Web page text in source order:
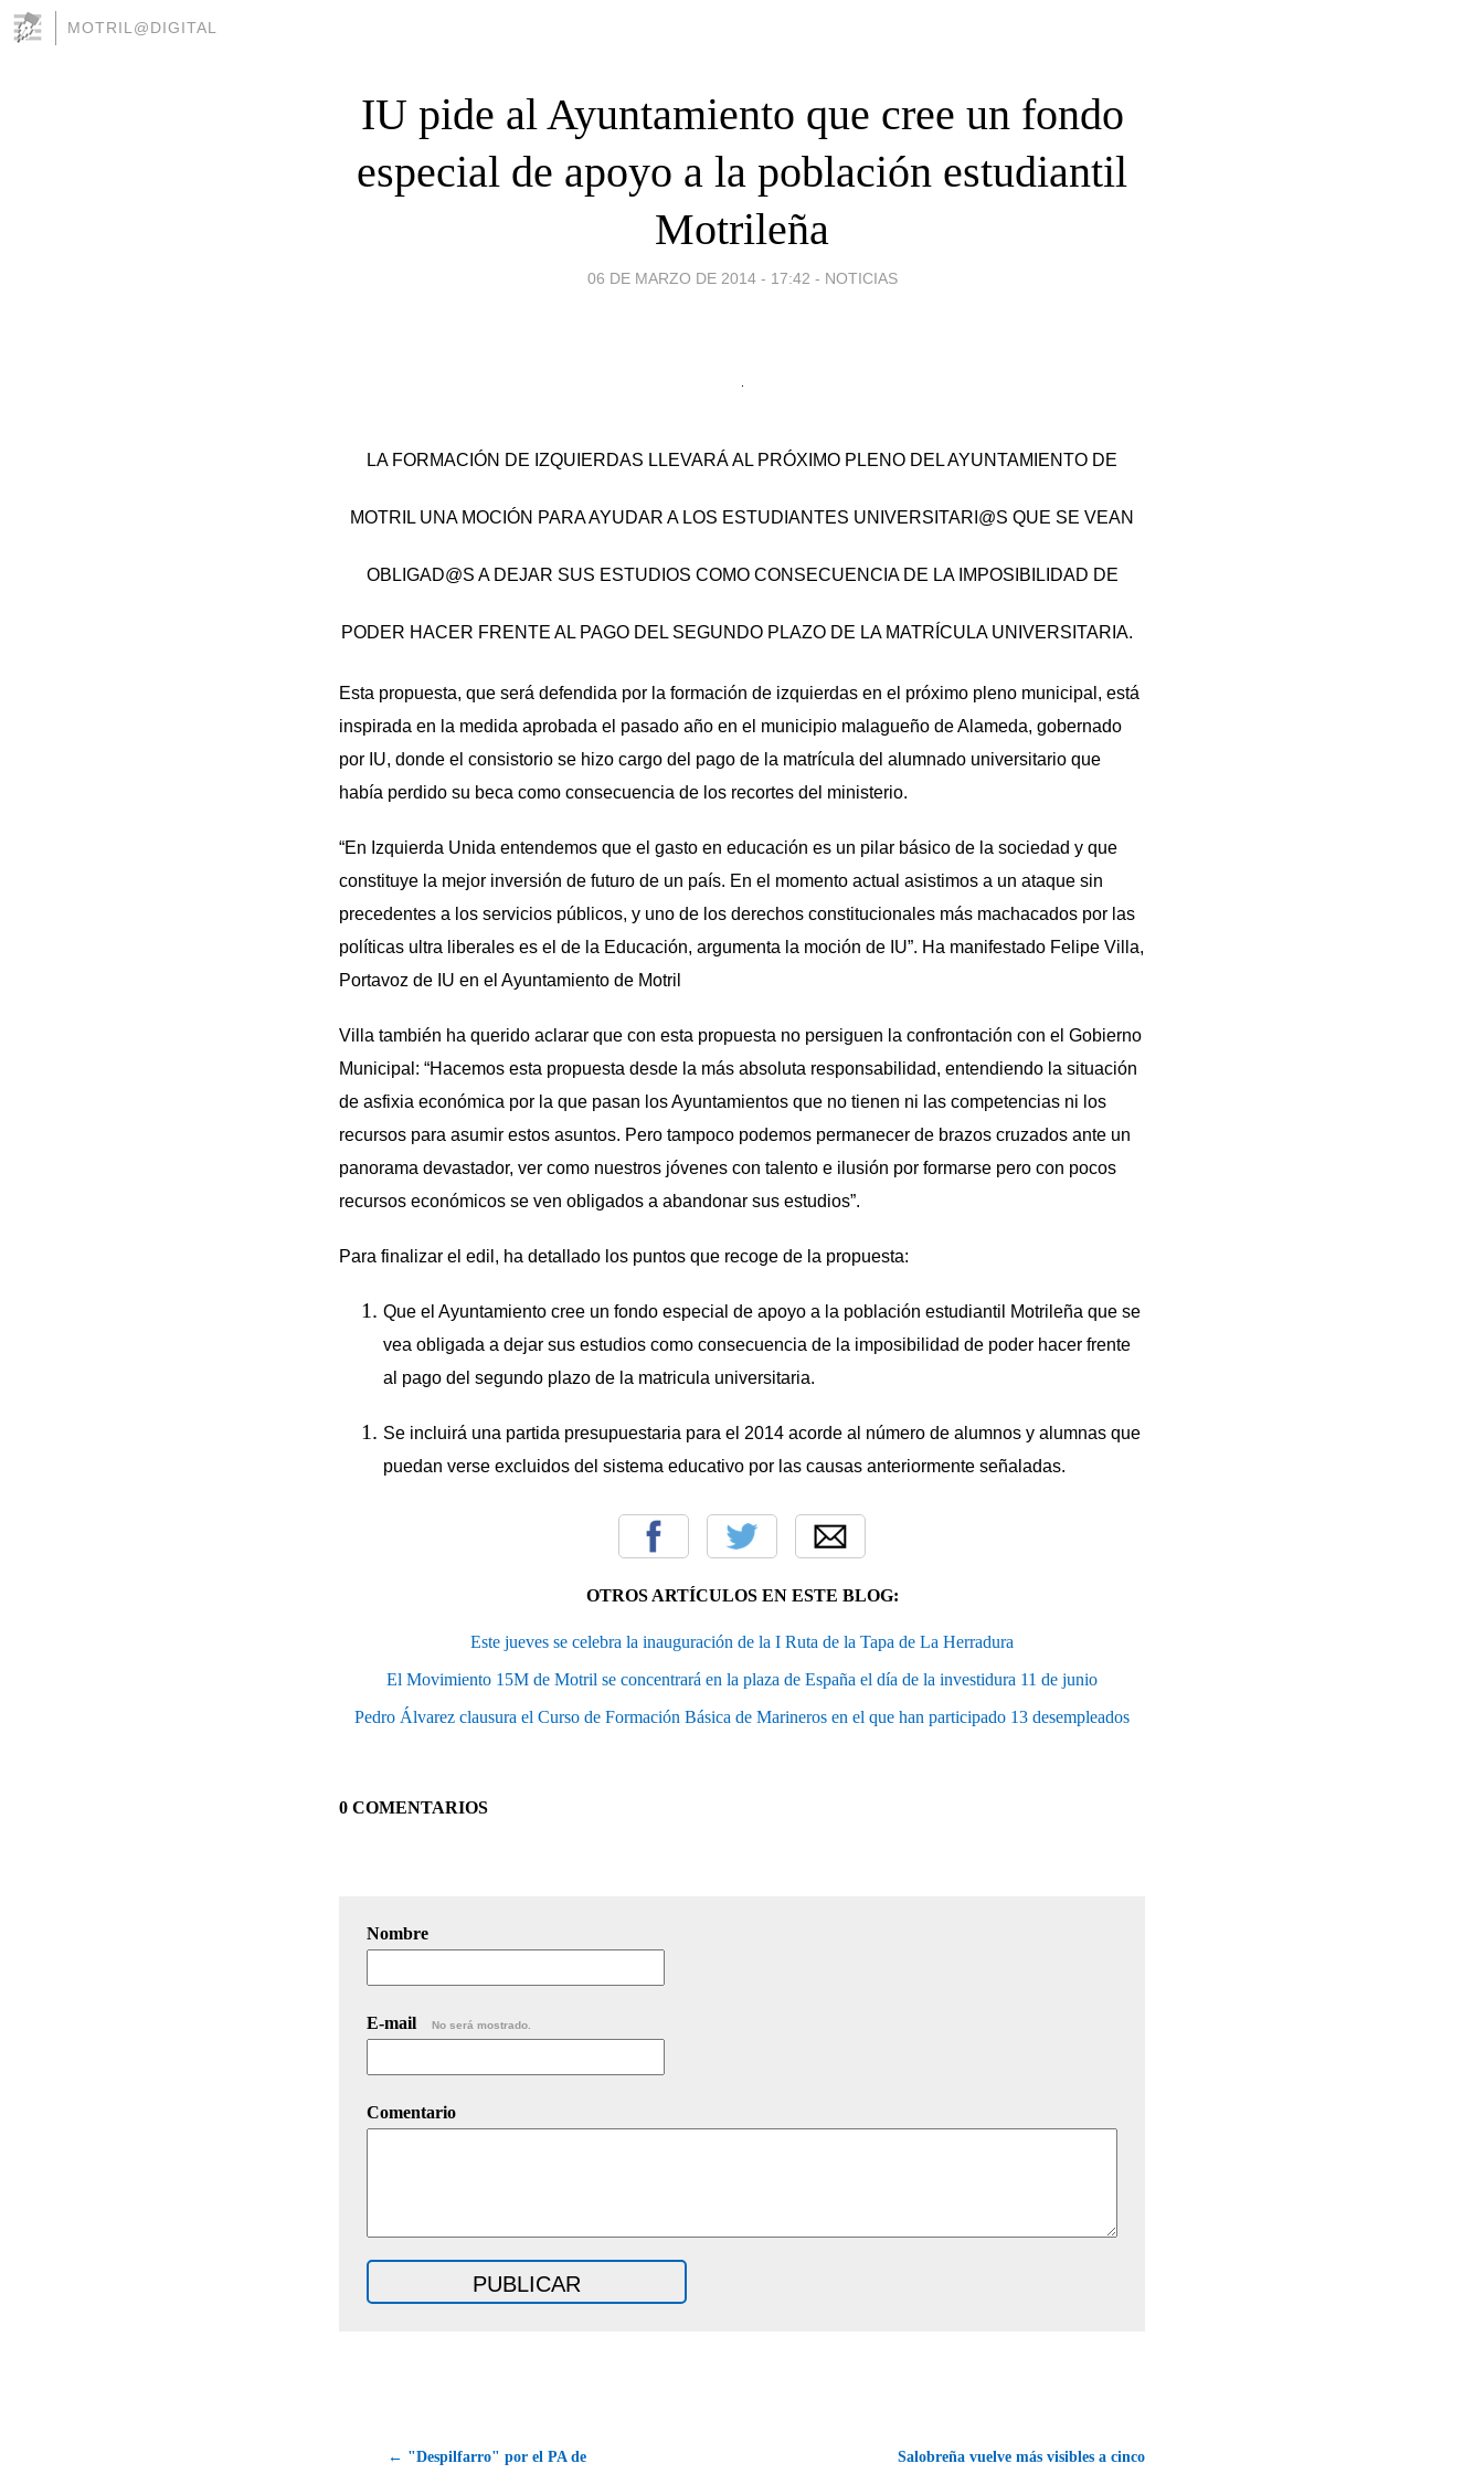
MOTRIL@DIGITAL
IU pide al Ayuntamiento que cree un fondo
especial de apoyo a la población estudiantil
Motrileña
06 DE MARZO DE 2014 - 17:42 - NOTICIAS
LA FORMACIÓN DE IZQUIERDAS LLEVARÁ AL PRÓXIMO PLENO DEL AYUNTAMIENTO DE
MOTRIL UNA MOCIÓN PARA AYUDAR A LOS ESTUDIANTES UNIVERSITARI@S QUE SE VEAN
OBLIGAD@S A DEJAR SUS ESTUDIOS COMO CONSECUENCIA DE LA IMPOSIBILIDAD DE
PODER HACER FRENTE AL PAGO DEL SEGUNDO PLAZO DE LA MATRÍCULA UNIVERSITARIA.
Esta propuesta, que será defendida por la formación de izquierdas en el próximo pleno municipal, está
inspirada en la medida aprobada el pasado año en el municipio malagueño de Alameda, gobernado
por IU, donde el consistorio se hizo cargo del pago de la matrícula del alumnado universitario que
había perdido su beca como consecuencia de los recortes del ministerio.
“En Izquierda Unida entendemos que el gasto en educación es un pilar básico de la sociedad y que
constituye la mejor inversión de futuro de un país. En el momento actual asistimos a un ataque sin
precedentes a los servicios públicos, y uno de los derechos constitucionales más machacados por las
políticas ultra liberales es el de la Educación, argumenta la moción de IU”. Ha manifestado Felipe Villa,
Portavoz de IU en el Ayuntamiento de Motril
Villa también ha querido aclarar que con esta propuesta no persiguen la confrontación con el Gobierno
Municipal: “Hacemos esta propuesta desde la más absoluta responsabilidad, entendiendo la situación
de asfixia económica por la que pasan los Ayuntamientos que no tienen ni las competencias ni los
recursos para asumir estos asuntos. Pero tampoco podemos permanecer de brazos cruzados ante un
panorama devastador, ver como nuestros jóvenes con talento e ilusión por formarse pero con pocos
recursos económicos se ven obligados a abandonar sus estudios”.
Para finalizar el edil, ha detallado los puntos que recoge de la propuesta:
Que el Ayuntamiento cree un fondo especial de apoyo a la población estudiantil Motrileña que se
vea obligada a dejar sus estudios como consecuencia de la imposibilidad de poder hacer frente
al pago del segundo plazo de la matricula universitaria.
Se incluirá una partida presupuestaria para el 2014 acorde al número de alumnos y alumnas que
puedan verse excluidos del sistema educativo por las causas anteriormente señaladas.
OTROS ARTÍCULOS EN ESTE BLOG:
Este jueves se celebra la inauguración de la I Ruta de la Tapa de La Herradura
El Movimiento 15M de Motril se concentrará en la plaza de España el día de la investidura 11 de junio
Pedro Álvarez clausura el Curso de Formación Básica de Marineros en el que han participado 13 desempleados
0 COMENTARIOS
Nombre
E-mail No será mostrado.
Comentario
← "Despilfarro" por el PA de Salobreña vuelve más visibles a cinco